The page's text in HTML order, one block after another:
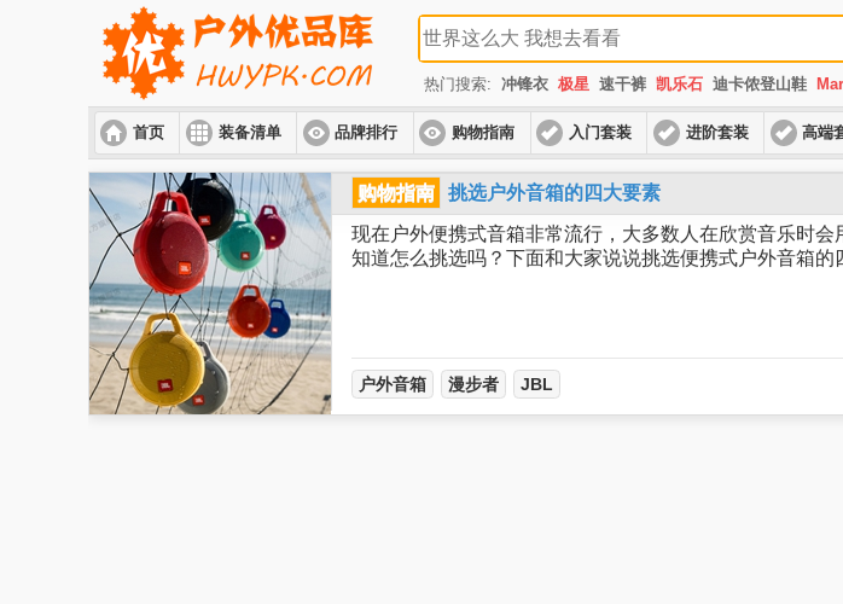
热门搜索: 冲锋衣 极星 速干裤 凯乐石 迪卡侬登山鞋
首页 装备清单 品牌排行 购物指南 入门套装 进阶套装 高端
购物指南
挑选户外音箱的四大要素
现在户外便携式音箱非常流行，大多数人在欣赏音乐时
知道怎么挑选吗？下面和大家说说挑选便携式户外音箱的
户外音箱 漫步者 JBL